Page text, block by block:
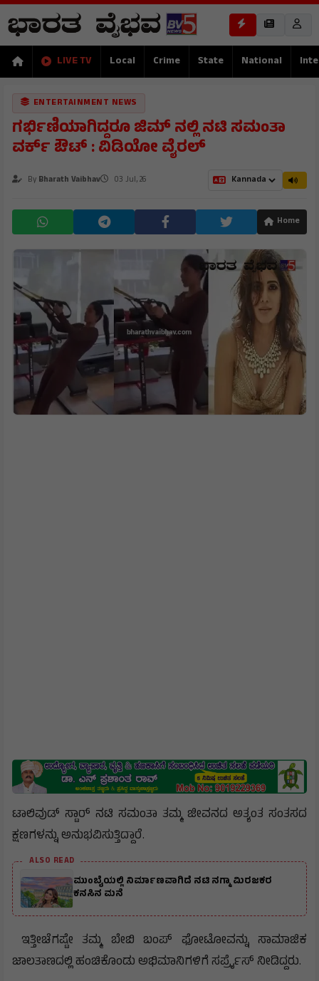
LIVE TV Local Crime State National
ENTERTAINMENT NEWS
ಗರ್ಭಿಣಿಯಾಗಿದ್ದರೂ ಜಿಮ್ ನಲ್ಲಿ ನಟಿ ಸಮಂತಾ
ವರ್ಕ್ ಔಟ್ : ವಿಡಿಯೋ ವೈರಲ್
By Bharath Vaibhav 03 Jul, 26
Home
ಟಾಲಿವುಡ್ ಸ್ಟಾರ್ ನಟಿ ಸಮಂತಾ ತಮ್ಮ ಜೀವನದ ಅತ್ಯಂತ ಸಂತಸದ
ಕ್ಷಣಗಳನ್ನು ಅನುಭವಿಸುತ್ತಿದ್ದಾರೆ.
ALSO READ
ಮುಂಬೈಯಲ್ಲಿ ನಿರ್ಮಾಣವಾಗಿದೆ ನಟಿ ನಗ್ಮಾ ಮಿರಜಕರ
ಕನಸಿನ ಮನೆ
ಇತ್ತೀಚೆಗಷ್ಟೇ ತಮ್ಮ ಬೇಬಿ ಬಂಪ್ ಫೋಟೋವನ್ನು ಸಾಮಾಜಿಕ
ಜಾಲತಾಣದಲ್ಲಿ ಹಂಚಿಕೊಂಡು ಅಭಿಮಾನಿಗಳಿಗೆ ಸರ್ಪ್ರೈಸ್ ನೀಡಿದ್ದರು.